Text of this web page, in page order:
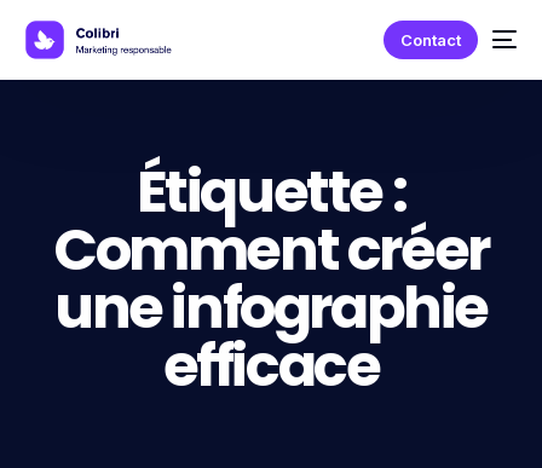
Contact
Étiquette :
Comment créer
une infographie
efficace